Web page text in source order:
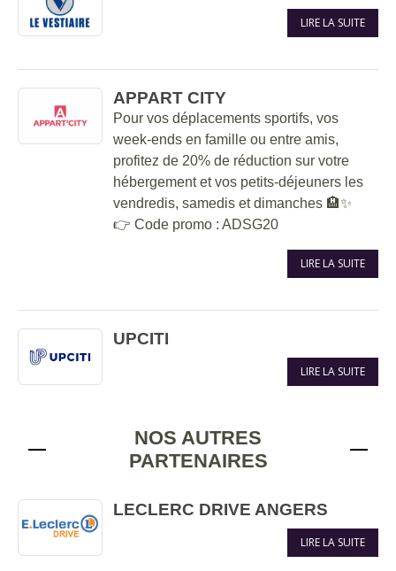
LIRE LA SUITE
APPART CITY
Pour vos déplacements sportifs, vos
week-ends en famille ou entre amis,
profitez de 20% de réduction sur votre
hébergement et vos petits-déjeuners les
vendredis, samedis et dimanches 🏨✨
👉 Code promo : ADSG20
LIRE LA SUITE
UPCITI
LIRE LA SUITE
NOS AUTRES
PARTENAIRES
LECLERC DRIVE ANGERS
LIRE LA SUITE